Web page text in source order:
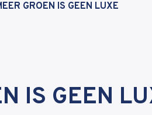
GROEN IS GEEN LUXE
IS GEEN